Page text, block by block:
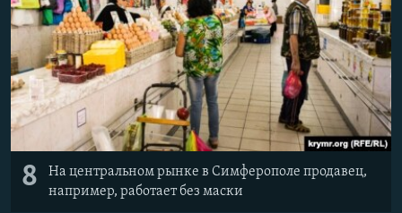
8
На центральном рынке в Симферополе продавец,
например, работает без маски